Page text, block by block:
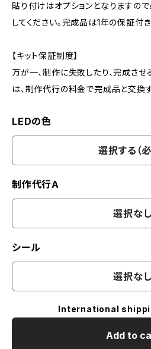
貼り付けはオプションとなりますの
してください。完成品は1年の保証付き
【キット保証制度】
万が一、制作に失敗したり、完成さ
は、制作代行の料金で完成品と交換
LEDの色
選択する（必
制作代行A
選択なし
シール
選択なし
International
Add to